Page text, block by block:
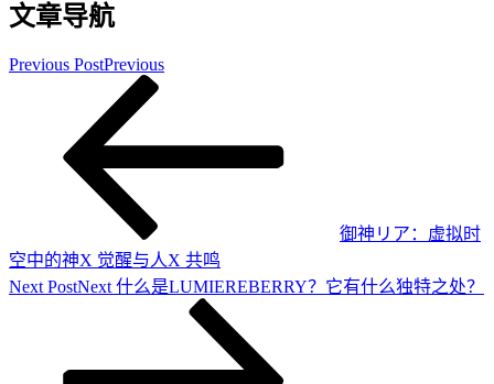
文章导航
Previous PostPrevious
御神リア：虚拟时
空中的神X 觉醒与人X 共鸣
Next PostNext 什么是LUMIEREBERRY？它有什么独特之处？